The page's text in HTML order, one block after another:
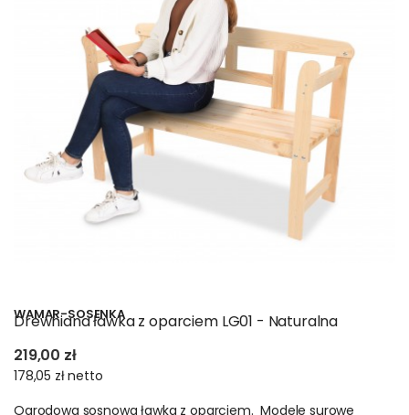
WAMAR-SOSENKA
Drewniana ławka z oparciem LG01 - Naturalna
219,00 zł
178,05 złnetto
Ogrodowa sosnowa ławka z oparciem. Modele surowe